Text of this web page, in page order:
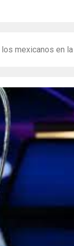
mexicanos en